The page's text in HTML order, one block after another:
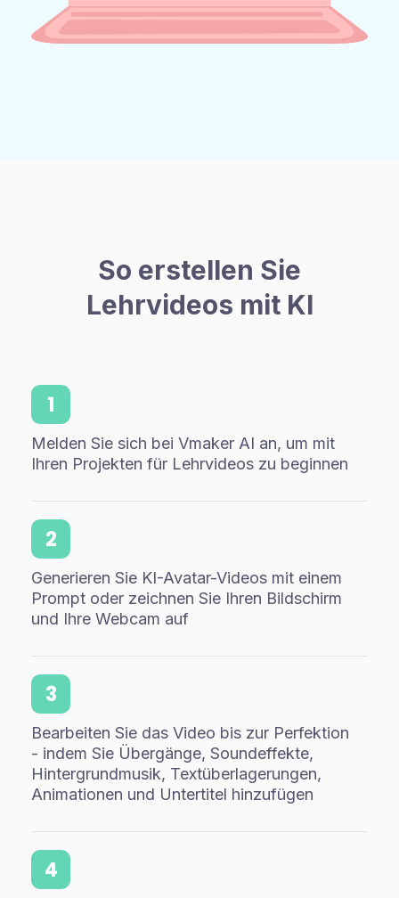
So erstellen Sie
Lehrvideos mit KI
1
Melden Sie sich bei Vmaker AI an, um mit
Ihren Projekten für Lehrvideos zu beginnen
2
Generieren Sie KI-Avatar-Videos mit einem
Prompt oder zeichnen Sie Ihren Bildschirm
und Ihre Webcam auf
3
Bearbeiten Sie das Video bis zur Perfektion
- indem Sie Übergänge, Soundeffekte,
Hintergrundmusik, Textüberlagerungen,
Animationen und Untertitel hinzufügen
4